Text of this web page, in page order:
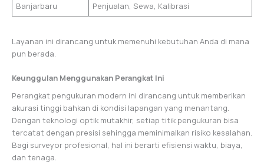
Banjarbaru
Penjualan, Sewa, Kalibrasi
Layanan ini dirancang untuk memenuhi kebutuhan Anda di mana
pun berada.
Keunggulan Menggunakan Perangkat Ini
Perangkat pengukuran modern ini dirancang untuk memberikan
akurasi tinggi bahkan di kondisi lapangan yang menantang.
Dengan teknologi optik mutakhir, setiap titik pengukuran bisa
tercatat dengan presisi sehingga meminimalkan risiko kesalahan.
Bagi surveyor profesional, hal ini berarti efisiensi waktu, biaya,
dan tenaga.